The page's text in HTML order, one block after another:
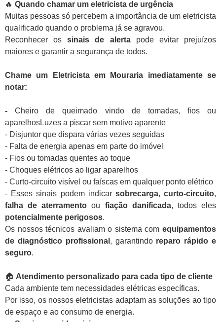
🔥 Quando chamar um eletricista de urgência
Muitas pessoas só percebem a importância de um eletricista
qualificado quando o problema já se agravou.
Reconhecer ossinais de alertapode evitar prejuízos
maiores e garantir a segurança de todos.
Chame um Eletricista em Mouraria imediatamente se
notar:
-Cheiro de queimado vindo de tomadas, fios ou
aparelhosLuzes a piscar sem motivo aparente
- Disjuntor que dispara várias vezes seguidas
- Falta de energia apenas em parte do imóvel
- Fios ou tomadas quentes ao toque
- Choques elétricos ao ligar aparelhos
- Curto-circuito visível ou faíscas em qualquer ponto elétrico
- Esses sinais podem indicar sobrecarga,curto-circuito,
falha de aterramento ou fiação danificada, todos eles
potencialmente perigosos.
Os nossos técnicos avaliam o sistema com equipamentos
de diagnóstico profissional , garantindo reparo rápido e
seguro.
🏠 Atendimento personalizado para cada tipo de cliente
Cada ambiente tem necessidades elétricas específicas.
Por isso, os nossos eletricistas adaptam as soluções ao tipo
de espaço e ao consumo de energia.